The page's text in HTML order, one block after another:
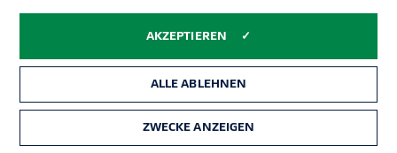
Rechtliche Hinweise Voreinstellungen verwalten
Datenschutz Nutzungsbedingungen
AKZEPTIEREN
ALLE ABLEHNEN
ZWECKE ANZEIGEN